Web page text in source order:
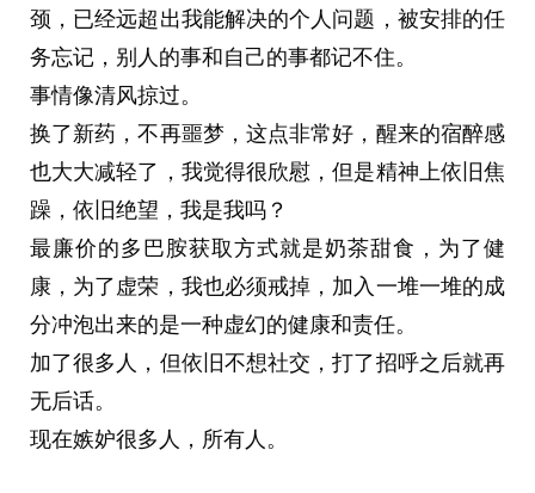
颈，已经远超出我能解决的个人问题，被安排的任
务忘记，别人的事和自己的事都记不住。
事情像清风掠过。
换了新药，不再噩梦，这点非常好，醒来的宿醉感
也大大减轻了，我觉得很欣慰，但是精神上依旧焦
躁，依旧绝望，我是我吗？
最廉价的多巴胺获取方式就是奶茶甜食，为了健
康，为了虚荣，我也必须戒掉，加入一堆一堆的成
分冲泡出来的是一种虚幻的健康和责任。
加了很多人，但依旧不想社交，打了招呼之后就再
无后话。
现在嫉妒很多人，所有人。